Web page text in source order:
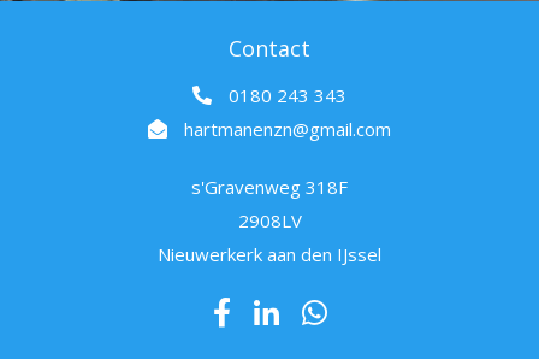
Contact
0180 243 343
hartmanenzn@gmail.com
s'Gravenweg 318F
2908LV
Nieuwerkerk aan den IJssel